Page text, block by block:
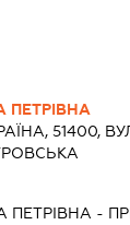
51400,
ПЕТРІВНА -